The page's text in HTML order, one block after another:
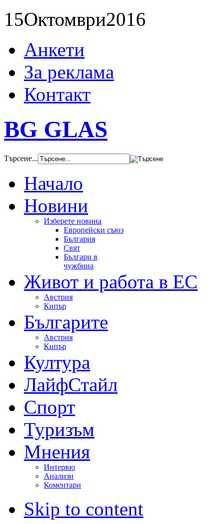
15Октомври2016
Анкети
За реклама
Контакт
BG GLAS
Търсене...
Начало
Новини
Изберете новина
Европейски съюз
България
Свят
Българи в
чужбина
Живот и работа в ЕС
Австрия
Кипър
Българите
Австрия
Кипър
Култура
ЛайфСтайл
Спорт
Туризъм
Мнения
Интервю
Анализи
Коментари
Skip to content